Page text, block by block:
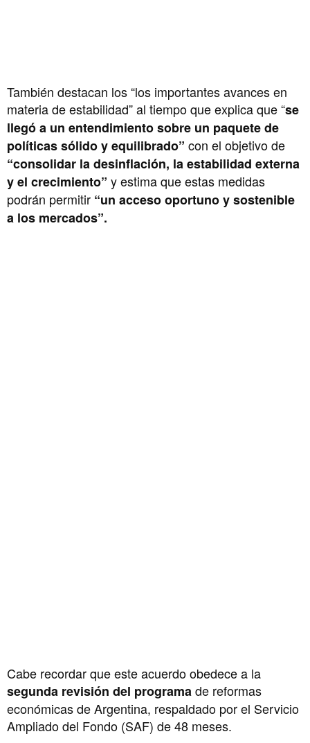
También destacan los “los importantes avances en
materia de estabilidad” al tiempo que explica que “se
llegó a un entendimiento sobre un paquete de
políticas sólido y equilibrado” con el objetivo de
“consolidar la desinflación, la estabilidad externa
y el crecimiento” y estima que estas medidas
podrán permitir “un acceso oportuno y sostenible
a los mercados”.
Cabe recordar que este acuerdo obedece a la
segunda revisión del programade reformas
económicas de Argentina, respaldado por el Servicio
Ampliado del Fondo (SAF) de 48 meses.